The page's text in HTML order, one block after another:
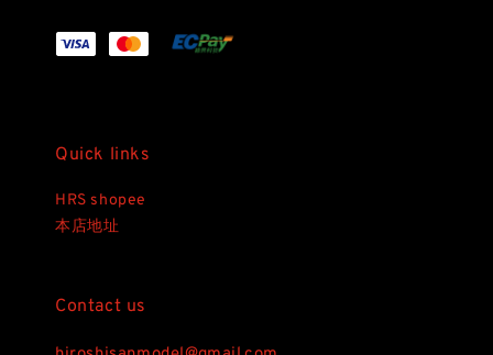
Quick links
HRS shopee
本店地址
Contact us